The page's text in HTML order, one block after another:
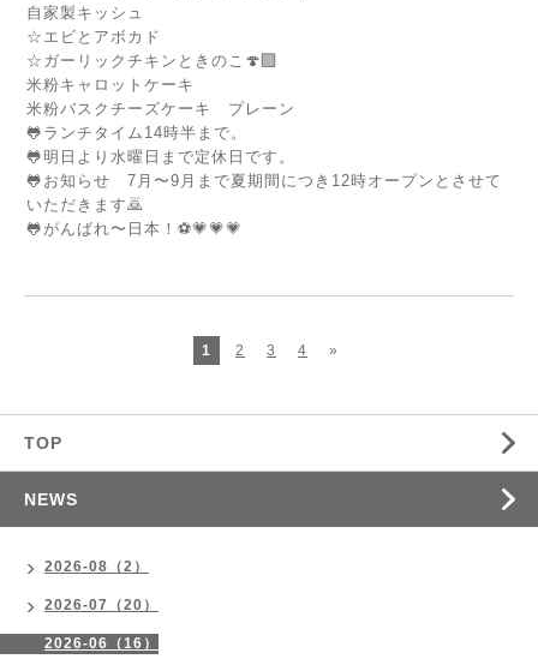
自家製キッシュ
☆エビとアボカド
☆ガーリックチキンときのこ🍄‍🟫
米粉キャロットケーキ
米粉バスクチーズケーキ プレーン
🐸ランチタイム14時半まで。
🐸明日より水曜日まで定休日です。
🐸お知らせ 7月〜9月まで夏期間につき12時オープンとさせて
いただきます🙇
🐸がんばれ〜日本！⚽️💗💗💗
1 2 3 4 »
TOP
NEWS
2026-08（2）
2026-07（20）
2026-06（16）